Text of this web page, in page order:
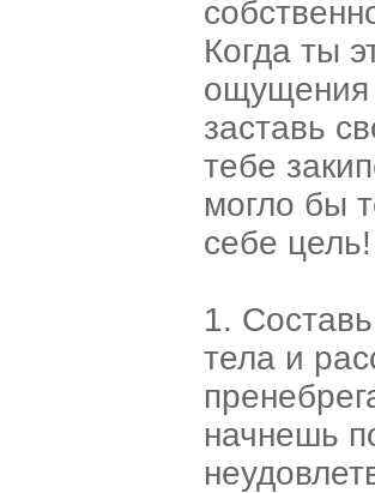
Когда ты
ощущения
заставь
тебе
могло бы
себе цель!
1.
тела и
начнешь